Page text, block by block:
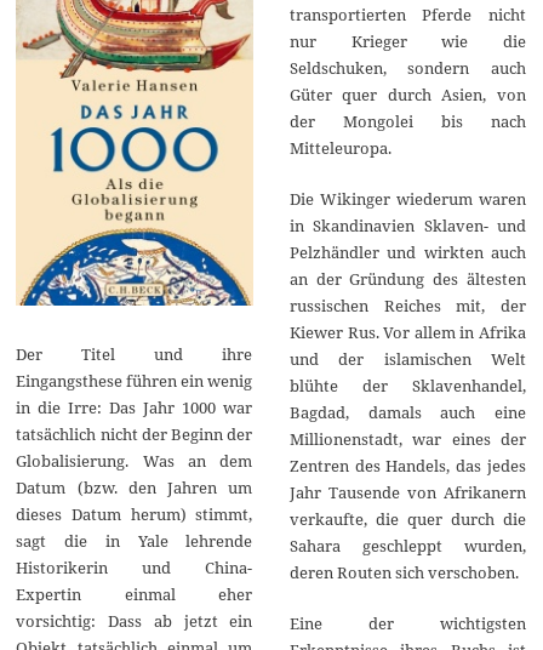
Der Titel und ihre
Eingangsthese führen ein wenig
in die Irre: Das Jahr 1000 war
tatsächlich nicht der Beginn der
Globalisierung. Was an dem
Datum (bzw. den Jahren um
dieses Datum herum) stimmt,
sagt die in Yale lehrende
Historikerin und China-
Expertin einmal eher
vorsichtig: Dass ab jetzt ein
transportierten Pferde nicht
nur Krieger wie die
Seldschuken, sondern auch
Güter quer durch Asien, von
der Mongolei bis nach
Mitteleuropa.
Die Wikinger wiederum waren
in Skandinavien Sklaven- und
Pelzhändler und wirkten auch
an der Gründung des ältesten
russischen Reiches mit, der
Kiewer Rus. Vor allem in Afrika
und der islamischen Welt
blühte der Sklavenhandel,
Bagdad, damals auch eine
Millionenstadt, war eines der
Zentren des Handels, das jedes
Jahr Tausende von Afrikanern
verkaufte, die quer durch die
Sahara geschleppt wurden,
deren Routen sich verschoben.
Eine der wichtigsten